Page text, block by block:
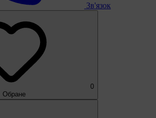
Зв'язок
0
Обране